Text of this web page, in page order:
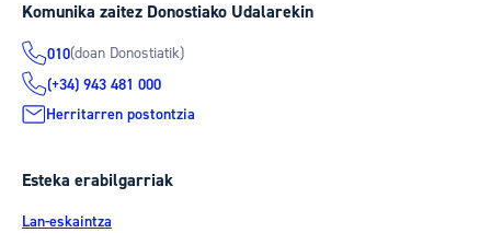
Komunika zaitez Donostiako Udalarekin
010(doan Donostiatik)
(+34) 943 481 000
Herritarren postontzia
Esteka erabilgarriak
Lan-eskaintza